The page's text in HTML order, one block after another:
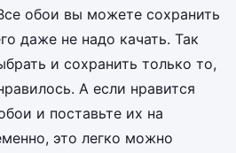
обои вы можете сохранить
даже не надо качать. Так
и сохранить только то,
А если нравится
и поставьте их на
это легко можно